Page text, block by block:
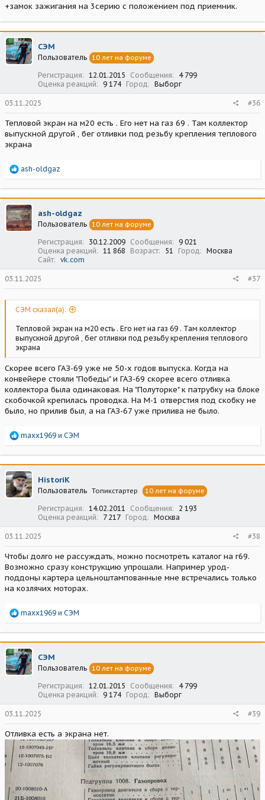
+замок зажигания на 3серию с положением под приемник.
СЭМ
Пользователь 10 лет на форуме
Регистрация 12.01.2015 Сообщения
4 799
Оценка реакций
9 174 Город Выборг
03.11.2025 #36
Тепловой экран на м20 есть . Его нет на газ 69 . Там коллектор
выпускной другой , бег отливки под резьбу крепления теплового
экрана
Р
а
к
ц
и
и
ash-oldgaz
ash-oldgaz
Пользователь 10 лет на форуме
Регистрация 30.12.2009 Сообщения
9 021
Оценка реакций
11 868 Возраст 51 Город
Москва
Сайт
vk.com
03.11.2025 #37
СЭМ сказал(а):
Тепловой экран на м20 есть . Его нет на газ 69 . Там коллектор
выпускной другой , бег отливки под резьбу крепления теплового
экрана
Скорее всего ГАЗ-69 уже не 50-х годов выпуска. Когда на
конвейере стояли "Победы" и ГАЗ-69 скорее всего отливка
коллектора была одинаковая. На "Полуторке" к патрубку на блоке
скобочкой крепилась проводка. На М-1 отверстия под скобку не
было, но прилив был, а на ГАЗ-67 уже прилива не было.
Р
а
к
ц
и
и
maxx1969 и СЭМ
HistoriK
Пользователь Топикстартер 10 лет на форуме
Регистрация 14.02.2011 Сообщения
2 193
Оценка реакций
7 217 Город Москва
03.11.2025 #38
Чтобы долго не рассуждать, можно посмотреть каталог на г69.
Возможно сразу конструкцию упрощали. Например урод-
поддоны картера цельноштампованные мне встречались только
на козлячих моторах.
Р
а
к
ц
и
и
maxx1969 и СЭМ
СЭМ
Пользователь 10 лет на форуме
Регистрация 12.01.2015 Сообщения
4 799
Оценка реакций
9 174 Город Выборг
03.11.2025 #39
Отливка есть а экрана нет.